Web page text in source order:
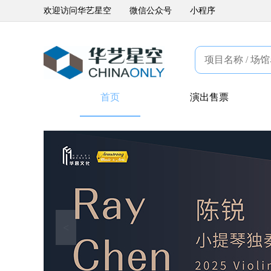
欢迎访问华艺星空 微信公众号 小程序
首页 演出售票